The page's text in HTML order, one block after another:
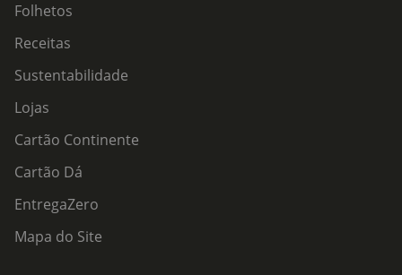
Folhetos
Receitas
Sustentabilidade
Lojas
Cartão Continente
Cartão Dá
EntregaZero
Mapa do Site